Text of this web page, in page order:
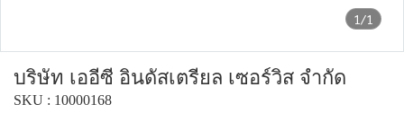
1/1
บริษัท เออีซี อินดัสเตรียล เซอร์วิส จำกัด
SKU : 10000168